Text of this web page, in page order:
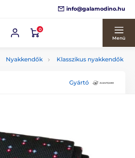
info@galamodino.hu
0
Menü
Nyakkendők Klasszikus nyakkendők
Gyártó